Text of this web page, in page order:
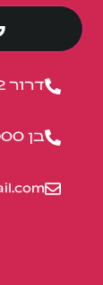
דרור 050-5809122
בן 052-6722900